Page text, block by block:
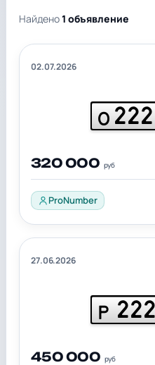
Найдено1 объявление
02.07.2026
О 222
320 000 руб
ProNumber
27.06.2026
Р
450 000 руб